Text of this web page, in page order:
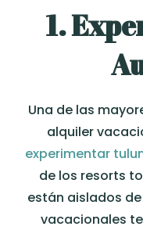
1.
Una de las
alquiler
experimentar
de los resorts
están aislados
vacacionales